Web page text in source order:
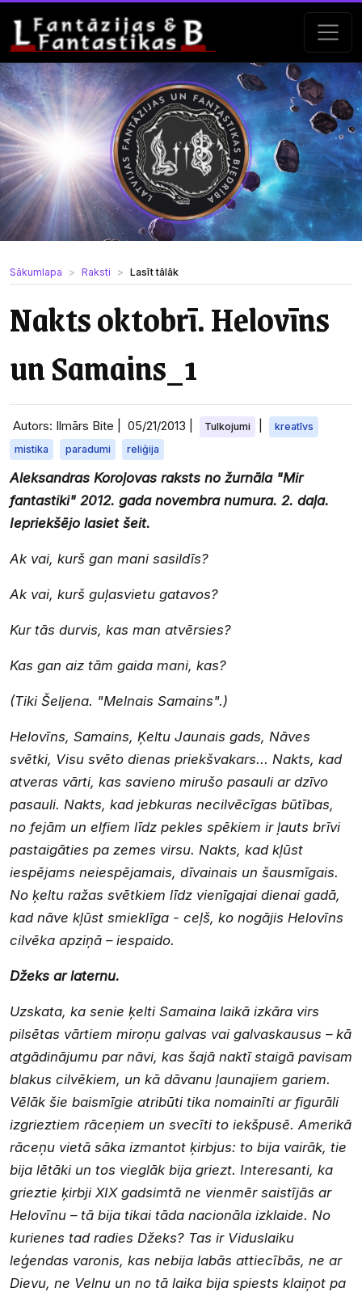
Sākumlapa Raksti Lasīt tālāk
Nakts oktobrī. Helovīns
un Samains_1
Autors: Ilmārs Bite | 05/21/2013 Tulkojumi
kreatīvs
mistika
paradumi reliģija
Aleksandras Koroļovas raksts no žurnāla "Mir
fantastiki" 2012. gada novembra numura. 2. daļa.
Iepriekšējo lasiet šeit.
Ak vai, kurš gan mani sasildīs?
Ak vai, kurš guļasvietu gatavos?
Kur tās durvis, kas man atvērsies?
Kas gan aiz tām gaida mani, kas?
(Tiki Šeljena. "Melnais Samains".)
Helovīns, Samains, Ķeltu Jaunais gads, Nāves
svētki, Visu svēto dienas priekšvakars... Nakts, kad
atveras vārti, kas savieno mirušo pasauli ar dzīvo
pasauli. Nakts, kad jebkuras necilvēcīgas būtības,
no fejām un elfiem līdz pekles spēkiem ir ļauts brīvi
pastaigāties pa zemes virsu. Nakts, kad kļūst
iespējams neiespējamais, dīvainais un šausmīgais.
No ķeltu ražas svētkiem līdz vienīgajai dienai gadā,
kad nāve kļūst smieklīga - ceļš, ko nogājis Helovīns
cilvēka apziņā – iespaido.
Džeks ar laternu.
Uzskata, ka senie ķelti Samaina laikā izkāra virs
pilsētas vārtiem miroņu galvas vai galvaskausus – kā
atgādinājumu par nāvi, kas šajā naktī staigā pavisam
blakus cilvēkiem, un kā dāvanu ļaunajiem gariem.
Vēlāk šie baismīgie atribūti tika nomainīti ar figurāli
izgrieztiem rāceņiem un svecīti to iekšpusē. Amerikā
rāceņu vietā sāka izmantot ķirbjus: to bija vairāk, tie
bija lētāki un tos vieglāk bija griezt. Interesanti, ka
grieztie ķirbji XIX gadsimtā ne vienmēr saistījās ar
Helovīnu – tā bija tikai tāda nacionāla izklaide. No
kurienes tad radies Džeks? Tas ir Viduslaiku
leģendas varonis, kas nebija labās attiecībās, ne ar
Dievu, ne Velnu un no tā laika bija spiests klaiņot pa